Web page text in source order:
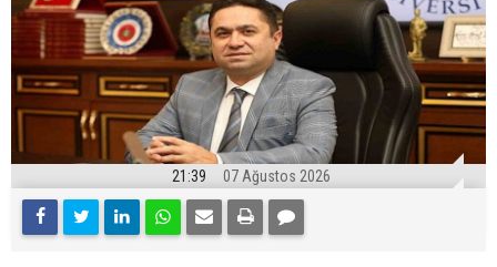
21:39 07 Ağustos 2026